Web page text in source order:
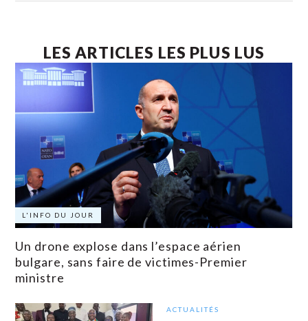
LES ARTICLES LES PLUS LUS
L'INFO DU JOUR
Un drone explose dans l’espace aérien
bulgare, sans faire de victimes-Premier
ministre
ACTUALITÉS